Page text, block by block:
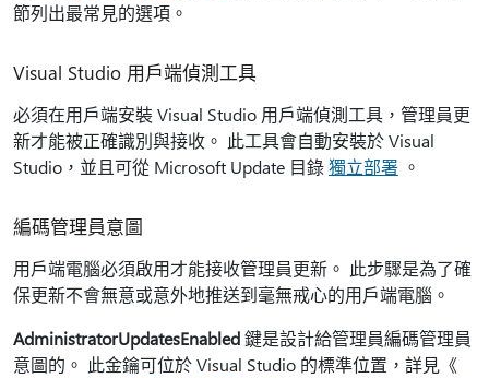
節列出最常見的選項。
Visual Studio 用戶端偵測工具
必須在用戶端安裝 Visual Studio 用戶端偵測工具，管理員更
新才能被正確識別與接收。 此工具會自動安裝於 Visual
Studio，並且可從 Microsoft Update 目錄獨立部署 。
編碼管理員意圖
用戶端電腦必須啟用才能接收管理員更新。 此步驟是為了確
保更新不會無意或意外地推送到毫無戒心的用戶端電腦。
AdministratorUpdatesEnabled鍵是設計給管理員編碼管理員
意圖的。 此金鑰可位於 Visual Studio 的標準位置，詳見《